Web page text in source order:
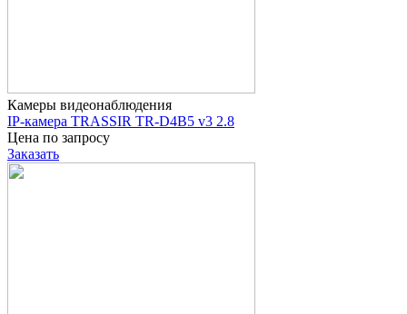
Камеры видеонаблюдения
IP-камера TRASSIR TR-D4B5 v3 2.8
Цена по запросу
Заказать